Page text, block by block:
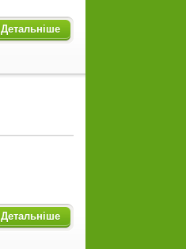
Детальніше
Детальніше